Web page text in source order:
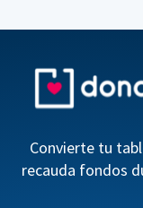
Convierte tu
recauda fondos